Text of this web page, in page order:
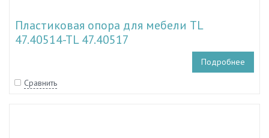
Пластиковая опора для мебели TL
47.40514-TL 47.40517
Подробнее
Сравнить